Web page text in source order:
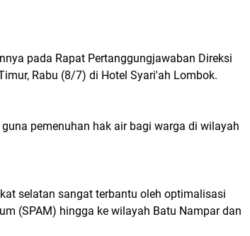
pada Rapat Pertanggungjawaban Direksi
Rabu (8/7) di Hotel Syari'ah Lombok.
pemenuhan hak air bagi warga di wilayah
selatan sangat terbantu oleh optimalisasi
(SPAM) hingga ke wilayah Batu Nampar dan